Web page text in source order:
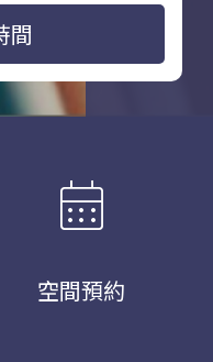
間
calendar_month
空間預約